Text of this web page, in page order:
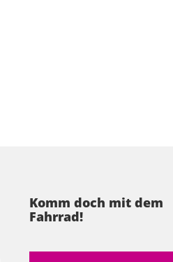
Komm doch mit dem
Fahrrad!